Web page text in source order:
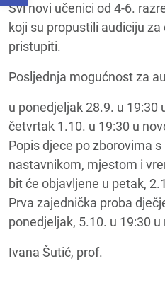
Svi novi učenici od 4-6.
koji su propustili audiciju
pristupiti.
Posljednja mogućnost za
u ponedjeljak 28.9. u 19:30
četvrtak 1.10. u 19:30 u
Popis djece po zborovima
nastavnikom, mjestom i
bit će objavljene u petak,
Prva zajednička proba
ponedjeljak, 5.10. u 19:30 u
Ivana Šutić, prof.